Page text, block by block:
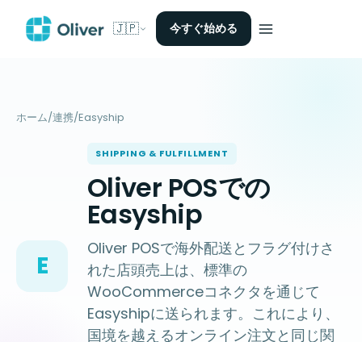
🇯🇵 今すぐ始める
ホーム/連携/Easyship
E
SHIPPING & FULFILLMENT
Oliver POSでの
Easyship
Oliver POSで海外配送とフラグ付けさ
れた店頭売上は、標準の
WooCommerceコネクタを通じて
Easyshipに送られます。これにより、
国境を越えるオンライン注文と同じ関